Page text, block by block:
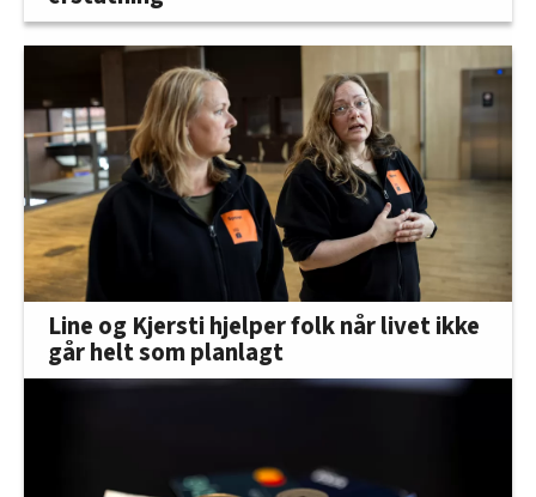
Line og Kjersti hjelper folk når livet ikke
går helt som planlagt